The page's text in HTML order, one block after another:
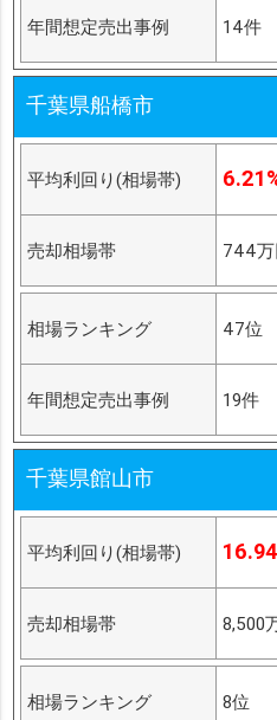
年間想定売出事例 14件
千葉県船橋市
平均利回り(相場帯)
売却相場帯 744万
相場ランキング 47位
年間想定売出事例 19件
千葉県館山市
平均利回り(相場帯)
売却相場帯 8,500
相場ランキング 8位